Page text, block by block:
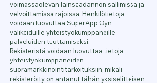
voimassaolevan lainsäädännön sallimissa ja
velvoittamissa rajoissa. Henkilötietoja
voidaan luovuttaa SuperApp Oyn
valikoiduille yhteistyökumppaneille
palveluiden tuottamiseksi.
Rekisteristä voidaan luovuttaa tietoja
yhteistyökumppaneiden
suoramarkkinointitarkoituksiin, mikäli
rekisteröity on antanut tähän yksiselitteisen